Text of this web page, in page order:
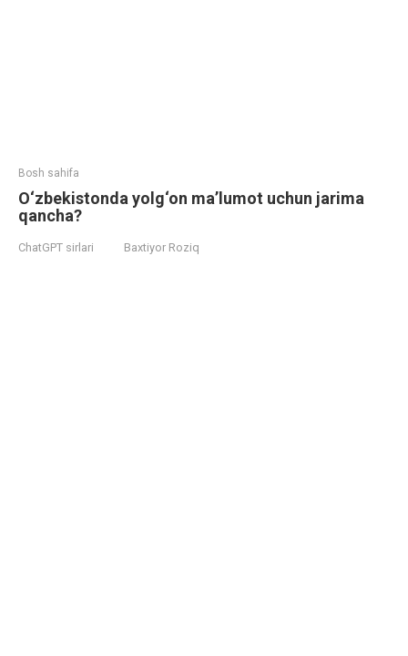
Bosh sahifa
O‘zbekistonda yolg‘on ma’lumot uchun jarima
qancha?
ChatGPT sirlari Baxtiyor Roziq